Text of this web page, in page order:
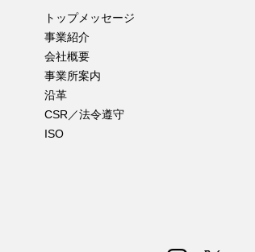
トップメッセージ
事業紹介
会社概要
事業所案内
沿革
CSR／法令遵守
ISO